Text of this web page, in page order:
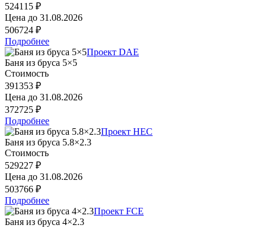
524115 ₽
Цена до 31.08.2026
506724 ₽
Подробнее
Проект DAE
Баня из бруса 5×5
Стоимость
391353 ₽
Цена до 31.08.2026
372725 ₽
Подробнее
Проект HEC
Баня из бруса 5.8×2.3
Стоимость
529227 ₽
Цена до 31.08.2026
503766 ₽
Подробнее
Проект FCE
Баня из бруса 4×2.3